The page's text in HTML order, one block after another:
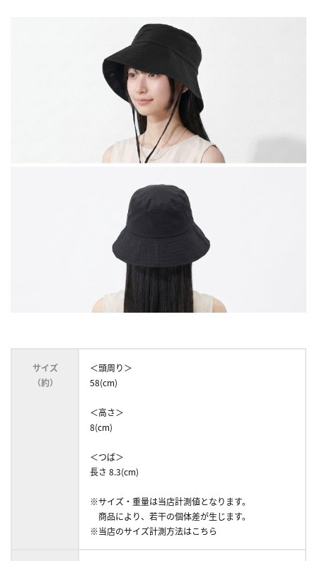
サイズ
（約）
＜頭周り＞
58(cm)
＜高さ＞
8(cm)
＜つば＞
長さ 8.3(cm)
※サイズ・重量は当店計測値となります。
商品により、若干の個体差が生じます。
※当店のサイズ計測方法はこちら